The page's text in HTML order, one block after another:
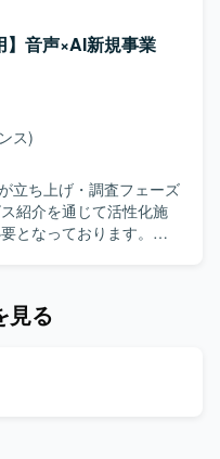
施いたします。API連携
計を通じて、AIアプリ
組んでいただきます。
ることができます。 AI
据えた開発まで幅広く
のスキルを総合的に高
とする最新のAI開発基
験を積むことができま
携、プロンプトおよび
を行います。
存プロジェクトの引き
用に沿ったプロジェク
】
、自ら課題を発見し主
めています。複数ステ
ンを円滑に行いなが
提案や改善を進められ
で、AI駆動開発の実現
ドできる、チャレンジ
アプリケーションなど
よびワークフロー設計な
】音声×AI新規事業
ス)
立ち上げ・調査フェーズ
紹介を通じて活性化施
となっております。
い、お客様先へのサー
見る